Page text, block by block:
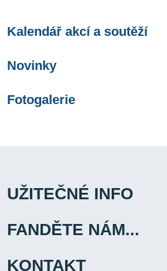
Kalendář akcí a soutěží
Novinky
Fotogalerie
UŽITEČNÉ INFO
FANDĚTE NÁM...
KONTAKT